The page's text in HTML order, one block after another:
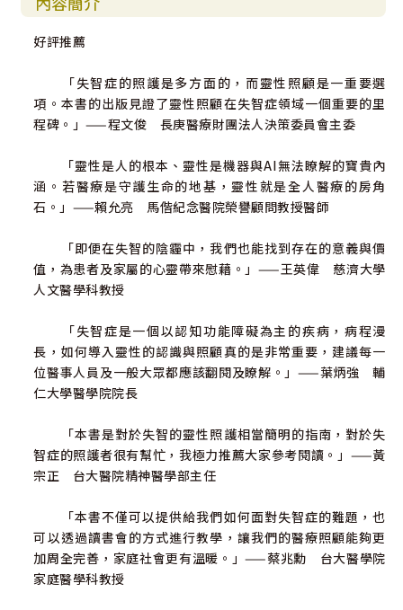
好評推薦
「失智症的照護是多方面的，而靈性照顧是一重要選
項。本書的出版見證了靈性照顧在失智症領域一個重要的里
程碑。」——程文俊 長庚醫療財團法人決策委員會主委
「靈性是人的根本、靈性是機器與AI無法瞭解的寶貴內
涵。若醫療是守護生命的地基，靈性就是全人醫療的房角
石。」——賴允亮 馬偕紀念醫院榮譽顧問教授醫師
「即便在失智的陰霾中，我們也能找到存在的意義與價
值，為患者及家屬的心靈帶來慰藉。」——王英偉 慈濟大學
人文醫學科教授
「失智症是一個以認知功能障礙為主的疾病，病程漫
長，如何導入靈性的認識與照顧真的是非常重要，建議每一
位醫事人員及一般大眾都應該翻閱及瞭解。」——葉炳強 輔
仁大學醫學院院長
「本書是對於失智的靈性照護相當簡明的指南，對於失
智症的照護者很有幫忙，我極力推薦大家參考閱讀。」——黃
宗正 台大醫院精神醫學部主任
「本書不僅可以提供給我們如何面對失智症的難題，也
可以透過讀書會的方式進行教學，讓我們的醫療照顧能夠更
加周全完善，家庭社會更有溫暖。」——蔡兆勳 台大醫學院
家庭醫學科教授